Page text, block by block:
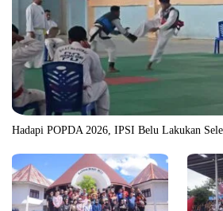
Hadapi POPDA 2026, IPSI Belu Lakukan